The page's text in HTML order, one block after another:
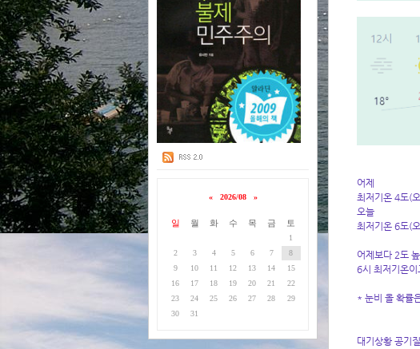
« 2026/08 »
일 월 화 수 목 금 토
1
2
3 4 5 6 7
8
9
10 11 12 13 14
15
16
17 18 19 20 21
22
23
24 25 26 27 28
29
30
31
어제
최저기온 4도(
오늘
최저기온 6도(
어제보다 2도
6시 최저기온
* 눈비 올 확률
대기상황 공기